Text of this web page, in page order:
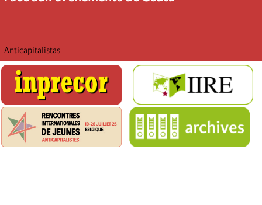
Anticapitalistas